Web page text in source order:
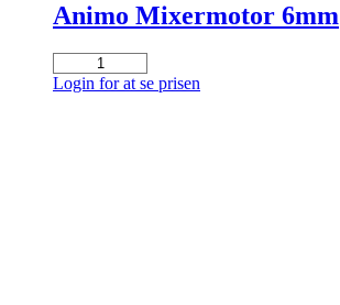
Animo Mixermotor 6mm
Animo
Mixermotor
Login for at se prisen